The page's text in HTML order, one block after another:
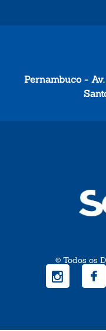
Pernambuco -
© Todos os